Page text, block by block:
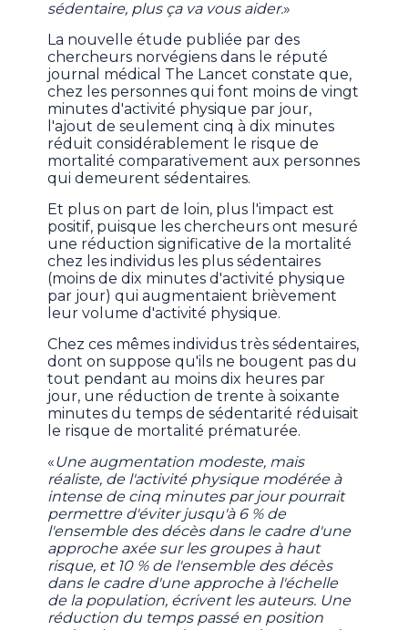
sédentaire, plus ça va vous aider.»
La nouvelle étude publiée par des
chercheurs norvégiens dans le réputé
journal médical The Lancet constate que,
chez les personnes qui font moins de vingt
minutes d'activité physique par jour,
l'ajout de seulement cinq à dix minutes
réduit considérablement le risque de
mortalité comparativement aux personnes
qui demeurent sédentaires.
Et plus on part de loin, plus l'impact est
positif, puisque les chercheurs ont mesuré
une réduction significative de la mortalité
chez les individus les plus sédentaires
(moins de dix minutes d'activité physique
par jour) qui augmentaient brièvement
leur volume d'activité physique.
Chez ces mêmes individus très sédentaires,
dont on suppose qu'ils ne bougent pas du
tout pendant au moins dix heures par
jour, une réduction de trente à soixante
minutes du temps de sédentarité réduisait
le risque de mortalité prématurée.
«Une augmentation modeste, mais
réaliste, de l'activité physique modérée à
intense de cinq minutes par jour pourrait
permettre d'éviter jusqu'à 6 % de
l'ensemble des décès dans le cadre d'une
approche axée sur les groupes à haut
risque, et 10 % de l'ensemble des décès
dans le cadre d'une approche à l'échelle
de la population, écrivent les auteurs. Une
réduction du temps passé en position